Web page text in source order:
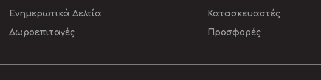
Ενημερωτικά Δελτία
Δωροεπιταγές
Κατασκευαστές
Προσφορές